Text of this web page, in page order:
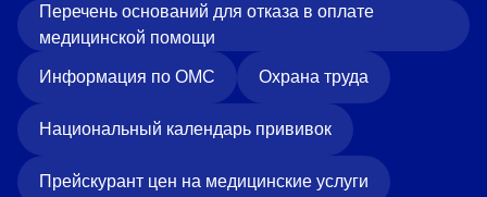
Перечень оснований для отказа в оплате
медицинской помощи
Информация по ОМС Охрана труда
Национальный календарь прививок
Прейскурант цен на медицинские услуги